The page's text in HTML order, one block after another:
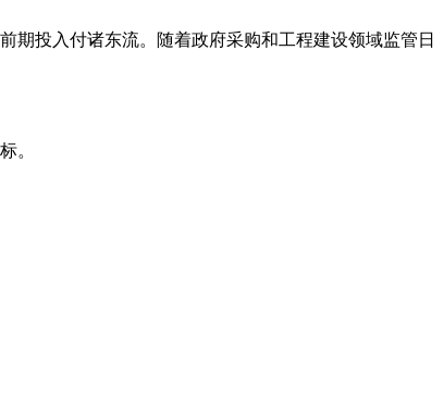
期投入付诸东流。随着政府采购和工程建设领域监管日
。